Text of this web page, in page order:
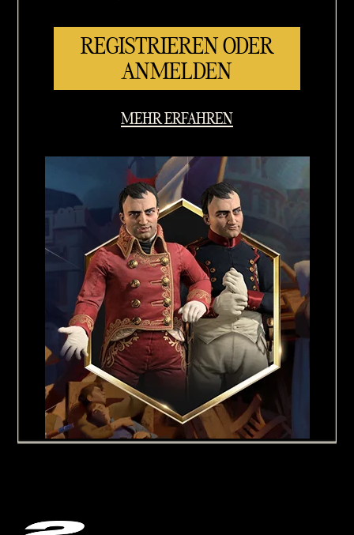
REGISTRIEREN ODER
ANMELDEN
MEHR ERFAHREN